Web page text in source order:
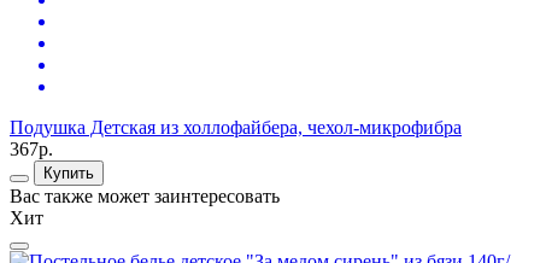
Подушка Детская из холлофайбера, чехол-микрофибра
367р.
Купить
Вас также может заинтересовать
Хит